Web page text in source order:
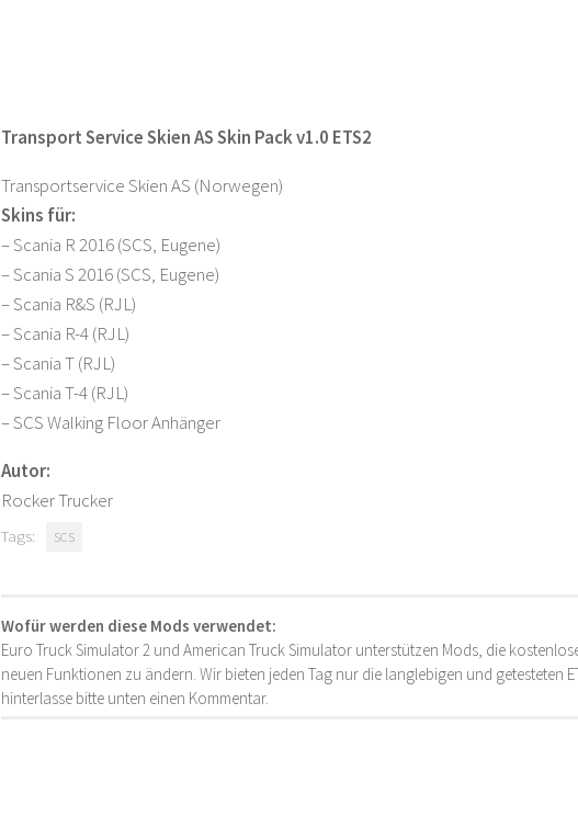
Transport Service Skien AS Skin Pack v1.0 ETS2
Transportservice Skien AS (Norwegen)
Skins für:
– Scania R 2016 (SCS, Eugene)
– Scania S 2016 (SCS, Eugene)
– Scania R&S (RJL)
– Scania R-4 (RJL)
– Scania T (RJL)
– Scania T-4 (RJL)
– SCS Walking Floor Anhänger
Autor:
Rocker Trucker
Tags: SCS
Wofür werden diese Mods verwendet:
Euro Truck Simulator 2 und American Truck Simulator unterstützen Mods, die
neuen Funktionen zu ändern. Wir bieten jeden Tag nur die langlebigen und getesteten
hinterlasse bitte unten einen Kommentar.